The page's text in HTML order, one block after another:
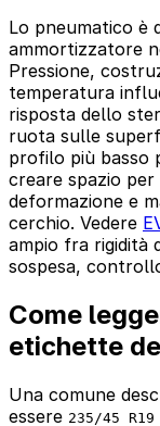
Lo pneumatico è
ammortizzatore
Pressione,
temperatura
risposta dello
ruota sulle
profilo più basso
creare spazio
deformazione e
cerchio. Vedere
ampio fra rigidità
sospesa,
Come
etichette
Una comune
essere 235/45 R19